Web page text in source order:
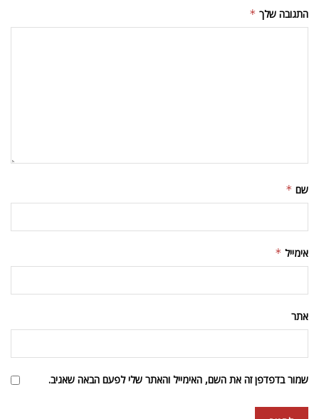
התגובה שלך *
שם *
אימייל *
אתר
שמור בדפדפן זה את השם, האימייל והאתר שלי לפעם הבאה שאגיב.